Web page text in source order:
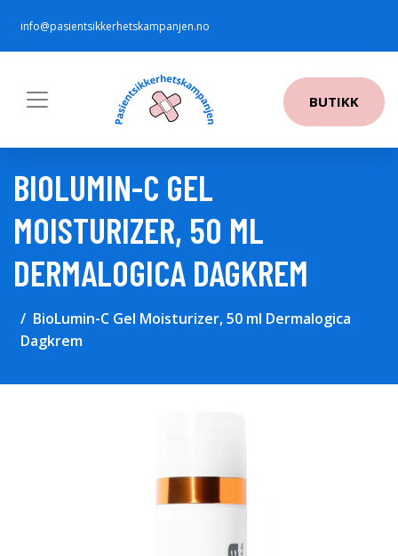
info@pasientsikkerhetskampanjen.no
BUTIKK
BIOLUMIN-C GEL
MOISTURIZER, 50 ML
DERMALOGICA DAGKREM
BioLumin-C Gel Moisturizer, 50 ml Dermalogica
Dagkrem